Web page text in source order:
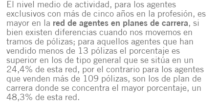
El nivel medio de actividad, para los agentes
exclusivos con más de cinco años en la profesión, es
mayor en la red de agentes en planes de carrera, si
bien existen diferencias cuando nos movemos en
tramos de pólizas; para aquellos agentes que han
vendido menos de 13 pólizas el porcentaje es
superior en los de tipo general que se sitúa en un
24,4% de esta red, por el contrario para los agentes
que venden más de 109 pólizas, son los de plan de
carrera donde se concentra el mayor porcentaje, un
48,3% de esta red.